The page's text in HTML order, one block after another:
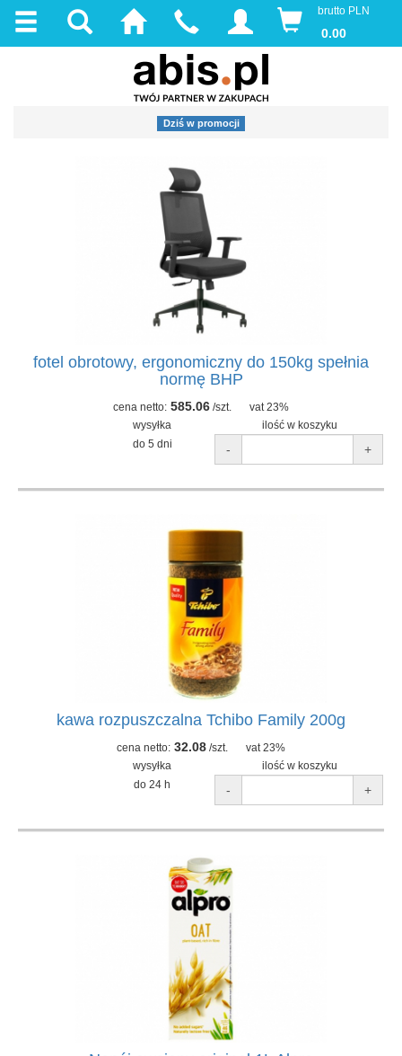
brutto PLN
0.00
Dziś w promocji
fotel obrotowy, ergonomiczny do 150kg spełnia
normę BHP
cena netto: 585.06 /szt.
vat 23%
wysyłka
ilość w koszyku
do 5 dni
- +
kawa rozpuszczalna Tchibo Family 200g
cena netto: 32.08 /szt.
vat 23%
wysyłka
ilość w koszyku
do 24 h
- +